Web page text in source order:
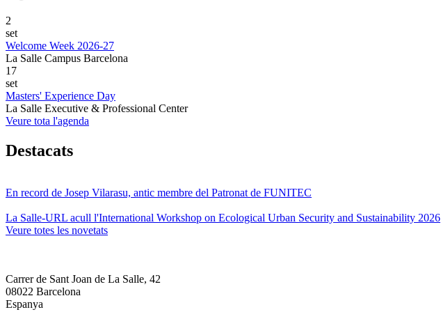
2
set
Welcome Week 2026-27
La Salle Campus Barcelona
17
set
Masters' Experience Day
La Salle Executive & Professional Center
Veure tota l'agenda
Destacats
En record de Josep Vilarasu, antic membre del Patronat de FUNITEC
La Salle-URL acull l'International Workshop on Ecological Urban Security and Sustainability 2026
Veure totes les novetats
Carrer de Sant Joan de La Salle, 42
08022 Barcelona
Espanya